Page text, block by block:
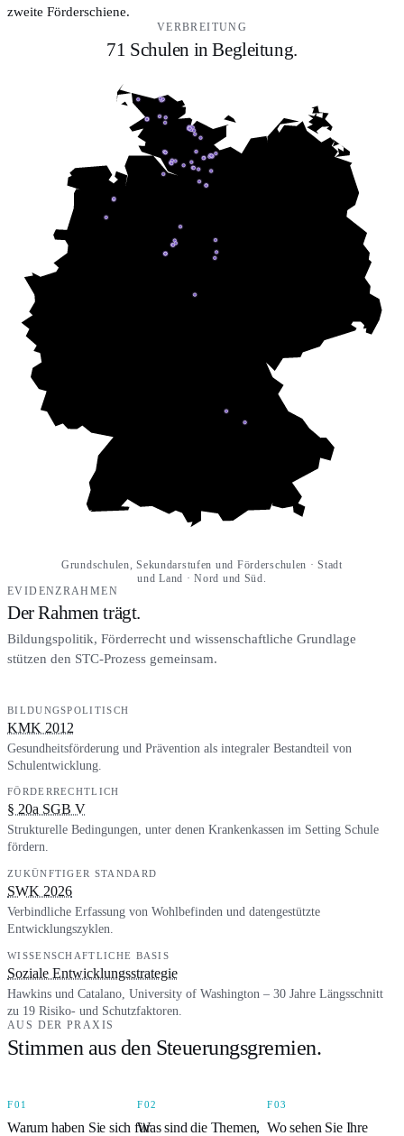
zweite Förderschiene.
VERBREITUNG
71 Schulen in Begleitung.
Grundschulen, Sekundarstufen und Förderschulen · Stadt
und Land · Nord und Süd.
EVIDENZRAHMEN
Der Rahmen trägt.
Bildungspolitik, Förderrecht und wissenschaftliche Grundlage
stützen den STC-Prozess gemeinsam.
BILDUNGSPOLITISCH
KMK 2012
Gesundheitsförderung und Prävention als integraler Bestandteil von
Schulentwicklung.
FÖRDERRECHTLICH
§ 20a SGB V
Strukturelle Bedingungen, unter denen Krankenkassen im Setting Schule
fördern.
ZUKÜNFTIGER STANDARD
SWK 2026
Verbindliche Erfassung von Wohlbefinden und datengestützte
Entwicklungszyklen.
WISSENSCHAFTLICHE BASIS
Soziale Entwicklungsstrategie
Hawkins und Catalano, University of Washington – 30 Jahre Längsschnitt
zu 19 Risiko- und Schutzfaktoren.
AUS DER PRAXIS
Stimmen aus den Steuerungsgremien.
F01
Warum haben Sie sich für
F02
Was sind die Themen,
F03
Wo sehen Sie Ihre